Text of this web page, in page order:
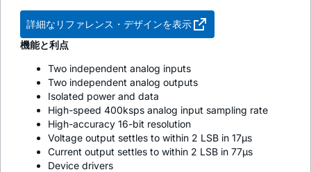
詳細なリファレンス・デザインを表示
機能と利点
Two independent analog inputs
Two independent analog outputs
Isolated power and data
High-speed 400ksps analog input sampling rate
High-accuracy 16-bit resolution
Voltage output settles to within 2 LSB in 17µs
Current output settles to within 2 LSB in 77µs
Device drivers